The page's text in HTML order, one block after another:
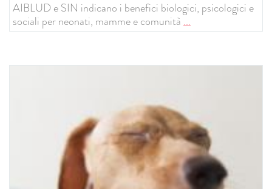
AIBLUD e SIN indicano i benefici biologici, psicologici e
sociali per neonati, mamme e comunità...